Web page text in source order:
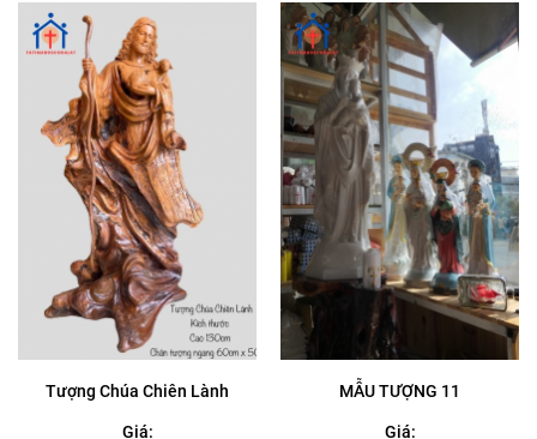
Tượng Chúa Chiên Lành
Giá:
MẪU TƯỢNG 11
Giá: